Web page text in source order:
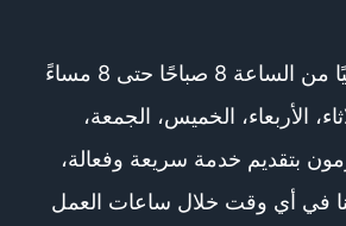
مواعيد العمل: يوميًا من الساعة 8 صباحًا حتى 8 مساءً
الأربعاء، الخميس، الجمعة،
بتقديم خدمة سريعة وفعالة،
في أي وقت خلال ساعات العمل